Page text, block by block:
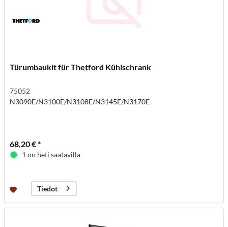
Türumbaukit für Thetford Kühlschrank
75052
N3090E/N3100E/N3108E/N3145E/N3170E
68,20 € *
1 on heti saatavilla
Tiedot